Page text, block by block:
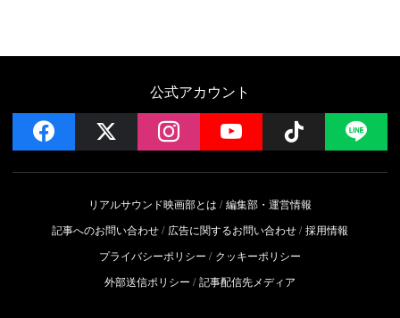
公式アカウント
facebook instagramYouTube Follow
リアルサウンド映画部とは
編集部・運営情報
記事へのお問い合わせ
広告に関するお問い合わせ 採用情報
プライバシーポリシー
クッキーポリシー
外部送信ポリシー
記事配信先メディア